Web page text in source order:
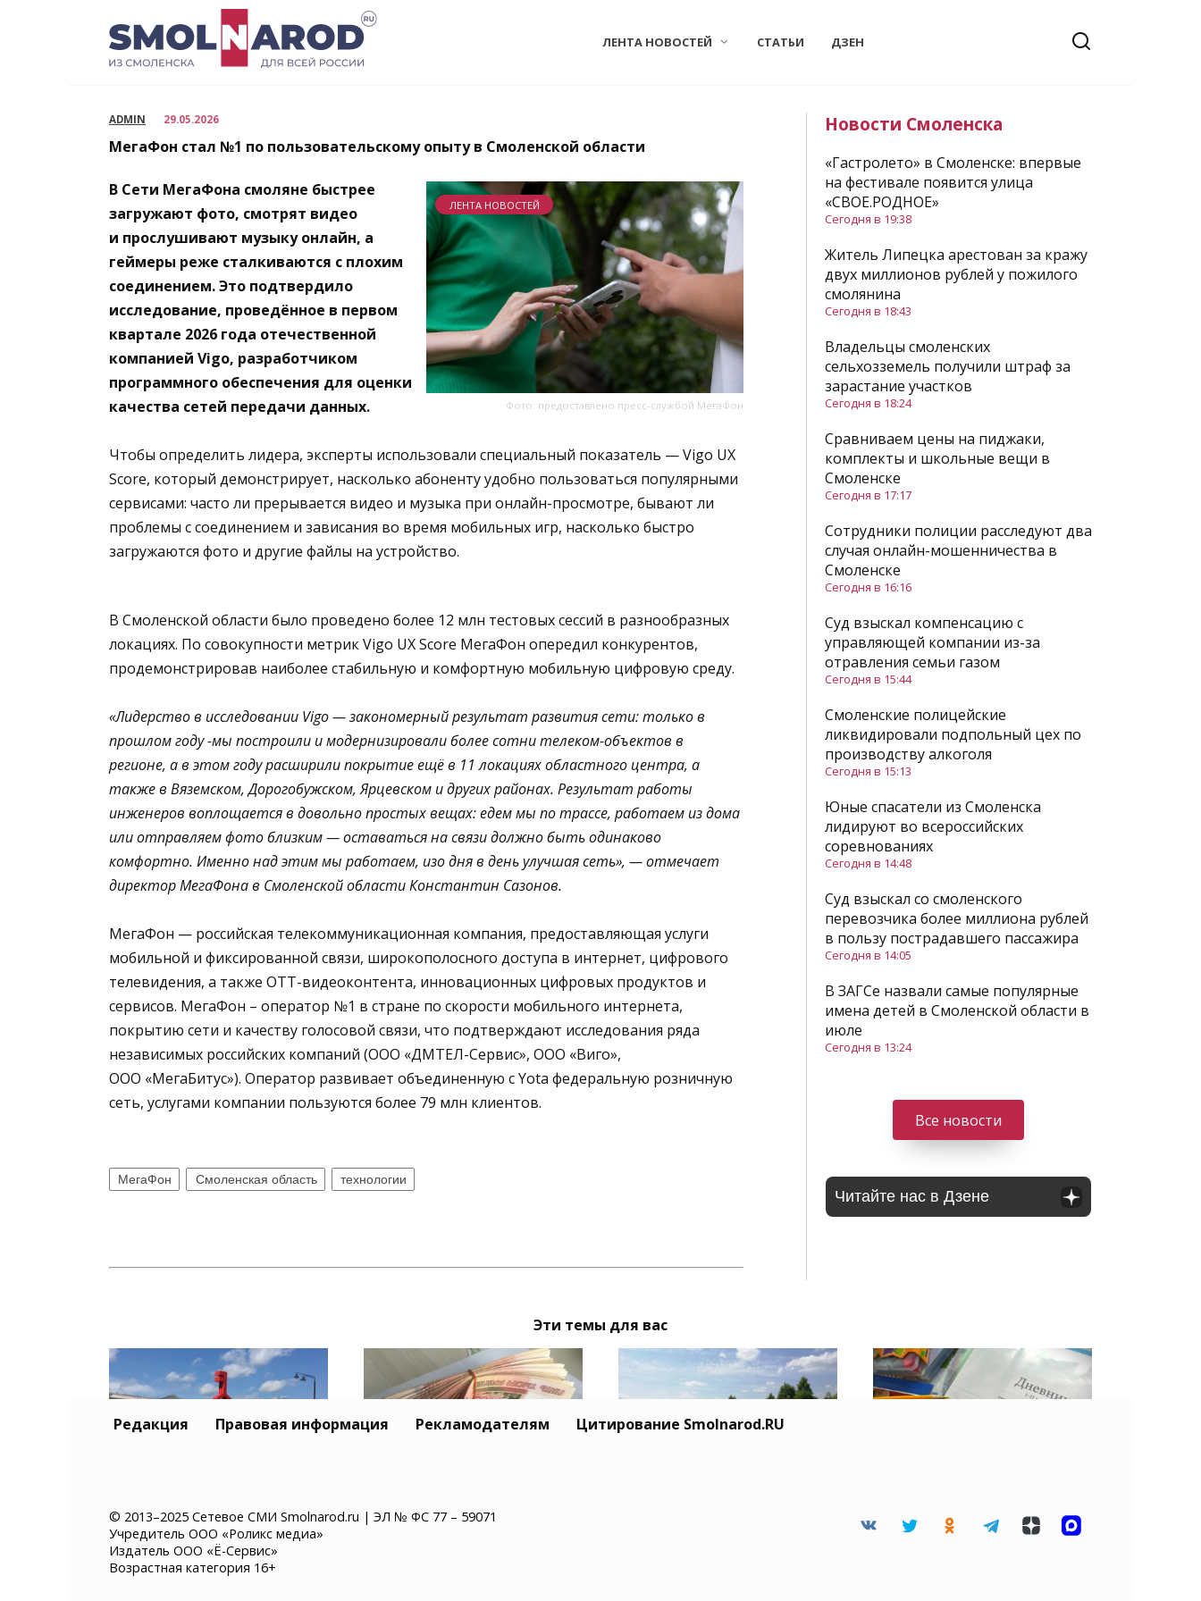
ЛЕНТА НОВОСТЕЙ СТАТЬИ ДЗЕН
ADMIN 29.05.2026
МегаФон стал №1 по пользовательскому опыту в Смоленской области
Фото: предоставлено пресс-службой МегаФон
ЛЕНТА НОВОСТЕЙ
В Сети МегаФона смоляне быстрее
загружают фото, смотрят видео
и прослушивают музыку онлайн, а
геймеры реже сталкиваются с плохим
соединением. Это подтвердило
исследование, проведённое в первом
квартале 2026 года отечественной
компанией Vigo, разработчиком
программного обеспечения для оценки
качества сетей передачи данных.
Чтобы определить лидера, эксперты использовали специальный показатель — Vigo UX
Score, который демонстрирует, насколько абоненту удобно пользоваться популярными
сервисами: часто ли прерывается видео и музыка при онлайн-просмотре, бывают ли
проблемы с соединением и зависания во время мобильных игр, насколько быстро
загружаются фото и другие файлы на устройство.
В Смоленской области было проведено более 12 млн тестовых сессий в разнообразных
локациях. По совокупности метрик Vigo UX Score МегаФон опередил конкурентов,
продемонстрировав наиболее стабильную и комфортную мобильную цифровую среду.
«Лидерство в исследовании Vigo — закономерный результат развития сети: только в
прошлом году -мы построили и модернизировали более сотни телеком-объектов в
регионе, а в этом году расширили покрытие ещё в 11 локациях областного центра, а
также в Вяземском, Дорогобужском, Ярцевском и других районах. Результат работы
инженеров воплощается в довольно простых вещах: едем мы по трассе, работаем из дома
или отправляем фото близким — оставаться на связи должно быть одинаково
комфортно. Именно над этим мы работаем, изо дня в день улучшая сеть», — отмечает
директор МегаФона в Смоленской области Константин Сазонов.
МегаФон — российская телекоммуникационная компания, предоставляющая услуги
мобильной и фиксированной связи, широкополосного доступа в интернет, цифрового
телевидения, а также OTT-видеоконтента, инновационных цифровых продуктов и
сервисов. МегаФон – оператор №1 в стране по скорости мобильного интернета,
покрытию сети и качеству голосовой связи, что подтверждают исследования ряда
независимых российских компаний (ООО «ДМТЕЛ-Сервис», ООО «Виго»,
ООО «МегаБитус»). Оператор развивает объединенную с Yota федеральную розничную
сеть, услугами компании пользуются более 79 млн клиентов.
МегаФон Смоленская область технологии
Новости Смоленска
«Гастролето» в Смоленске: впервые
на фестивале появится улица
«СВОЕ.РОДНОЕ»
Сегодня в 19:38
Житель Липецка арестован за кражу
двух миллионов рублей у пожилого
смолянина
Сегодня в 18:43
Владельцы смоленских
сельхозземель получили штраф за
зарастание участков
Сегодня в 18:24
Сравниваем цены на пиджаки,
комплекты и школьные вещи в
Смоленске
Сегодня в 17:17
Сотрудники полиции расследуют два
случая онлайн-мошенничества в
Смоленске
Сегодня в 16:16
Суд взыскал компенсацию с
управляющей компании из-за
отравления семьи газом
Сегодня в 15:44
Смоленские полицейские
ликвидировали подпольный цех по
производству алкоголя
Сегодня в 15:13
Юные спасатели из Смоленска
лидируют во всероссийских
соревнованиях
Сегодня в 14:48
Суд взыскал со смоленского
перевозчика более миллиона рублей
в пользу пострадавшего пассажира
Сегодня в 14:05
В ЗАГСе назвали самые популярные
имена детей в Смоленской области в
июле
Сегодня в 13:24
Все новости
Читайте нас в Дзене
Эти темы для вас
«Гастролето» в
Смоленске: впервые на
фестивале появится
улица «СВОЕ.РОДНОЕ»
Житель Липецка
Сравниваем цены на
пиджаки, комплекты и
Редакция Правовая информация Рекламодателям Цитирование Smolnarod.RU
© 2013–2025 Сетевое СМИ Smolnarod.ru | ЭЛ № ФС 77 – 59071
Учредитель ООО «Роликс медиа»
Издатель ООО «Ё-Сервис»
Возрастная категория 16+